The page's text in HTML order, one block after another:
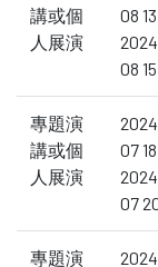
講或個
人展演
08
08
專題演
講或個
人展演
07
07
專題演